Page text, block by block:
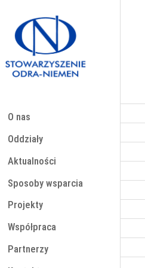
treści
O nas
Oddziały
Aktualności
Sposoby wsparcia
Projekty
Współpraca
Partnerzy